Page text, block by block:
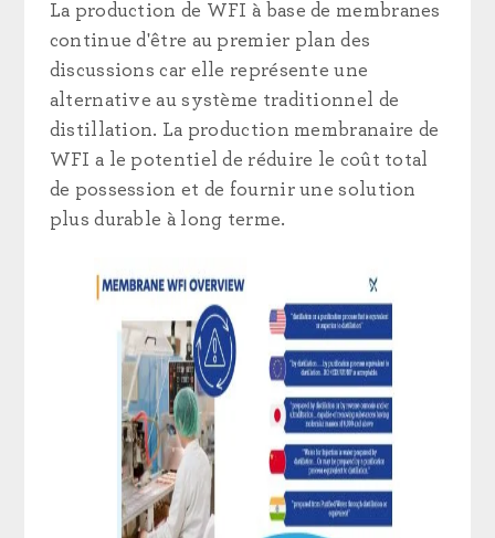
La production de WFI à base de membranes
continue d'être au premier plan des
discussions car elle représente une
alternative au système traditionnel de
distillation. La production membranaire de
WFI a le potentiel de réduire le coût total
de possession et de fournir une solution
plus durable à long terme.